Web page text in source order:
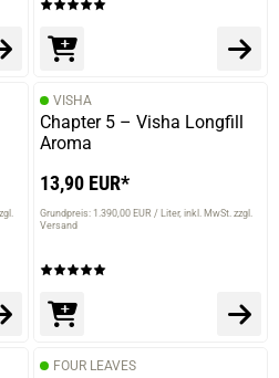
VISHA
Chapter 5 – Visha Longfill
Aroma
13,90 EUR*
Grundpreis: 1.390,00 EUR / Liter inkl. MwSt. zzgl.
Versand
FOUR LEAVES